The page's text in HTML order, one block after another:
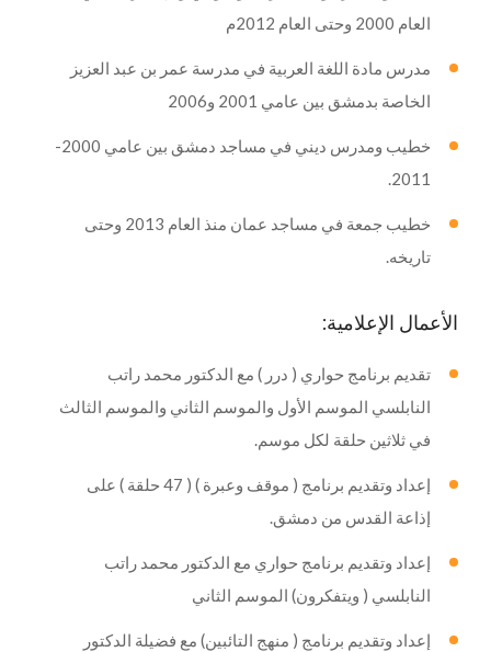
العام 2000 وحتى العام 2012م
مدرس مادة اللغة العربية في مدرسة عمر بن عبد العزيز
الخاصة بدمشق بين عامي 2001 و2006
خطيب ومدرس ديني في مساجد دمشق بين عامي 2000-
2011.
خطيب جمعة في مساجد عمان منذ العام 2013 وحتى
تاريخه.
الأعمال الإعلامية:
تقديم برنامج حواري ( درر ) مع الدكتور محمد راتب
النابلسي الموسم الأول والموسم الثاني والموسم الثالث
في ثلاثين حلقة لكل موسم.
إعداد وتقديم برنامج ( موقف وعبرة ) ( 47 حلقة ) على
إذاعة القدس من دمشق.
إعداد وتقديم برنامج حواري مع الدكتور محمد راتب
النابلسي ( ويتفكرون) الموسم الثاني
إعداد وتقديم برنامج ( منهج التائبين) مع فضيلة الدكتور